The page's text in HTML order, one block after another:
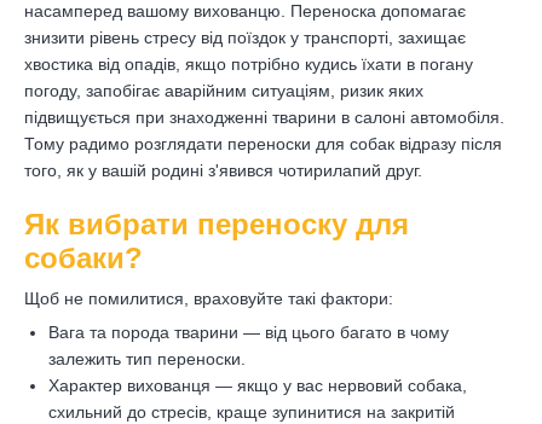
насамперед вашому вихованцю. Переноска допомагає
знизити рівень стресу від поїздок у транспорті, захищає
хвостика від опадів, якщо потрібно кудись їхати в погану
погоду, запобігає аварійним ситуаціям, ризик яких
підвищується при знаходженні тварини в салоні автомобіля.
Тому радимо розглядати переноски для собак відразу після
того, як у вашій родині з'явився чотирилапий друг.
Як вибрати переноску для
собаки?
Щоб не помилитися, враховуйте такі фактори:
Вага та порода тварини — від цього багато в чому
залежить тип переноски.
Характер вихованця — якщо у вас нервовий собака,
схильний до стресів, краще зупинитися на закритій